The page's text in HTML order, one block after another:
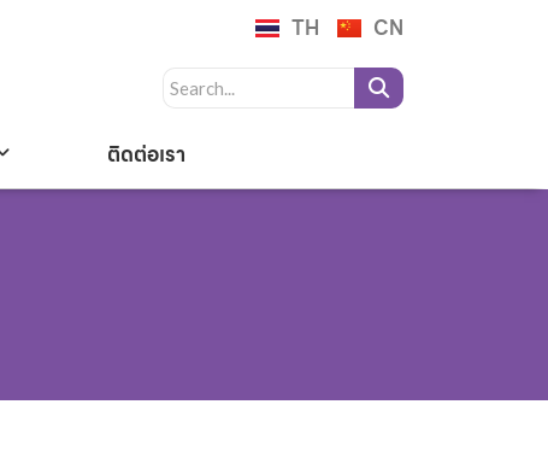
TH CN
ติดต่อเรา